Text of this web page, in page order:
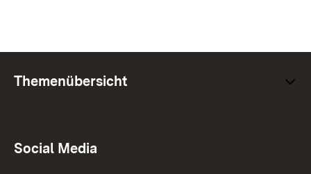
Themenübersicht
Social Media